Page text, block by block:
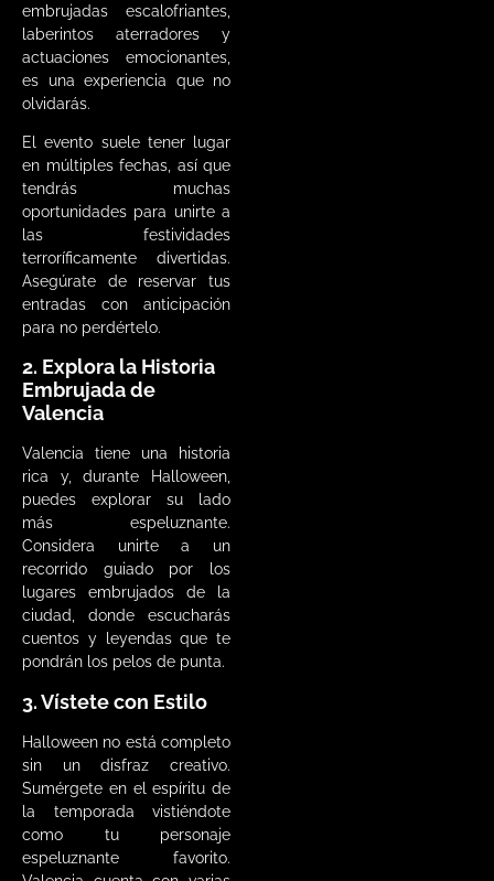
embrujadas escalofriantes,
laberintos aterradores y
actuaciones emocionantes,
es una experiencia que no
olvidarás.
El evento suele tener lugar
en múltiples fechas, así que
tendrás muchas
oportunidades para unirte a
las festividades
terroríficamente divertidas.
Asegúrate de reservar tus
entradas con anticipación
para no perdértelo.
2. Explora la Historia
Embrujada de
Valencia
Valencia tiene una historia
rica y, durante Halloween,
puedes explorar su lado
más espeluznante.
Considera unirte a un
recorrido guiado por los
lugares embrujados de la
ciudad, donde escucharás
cuentos y leyendas que te
pondrán los pelos de punta.
3. Vístete con Estilo
Halloween no está completo
sin un disfraz creativo.
Sumérgete en el espíritu de
la temporada vistiéndote
como tu personaje
espeluznante favorito.